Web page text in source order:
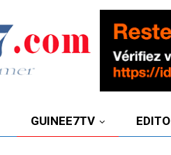
GUINEE7TV EDITO